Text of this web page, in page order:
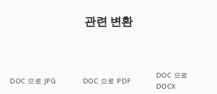
관련 변환
DOC 으로 JPG DOC 으로 PDF
DOC 으로
DOCX